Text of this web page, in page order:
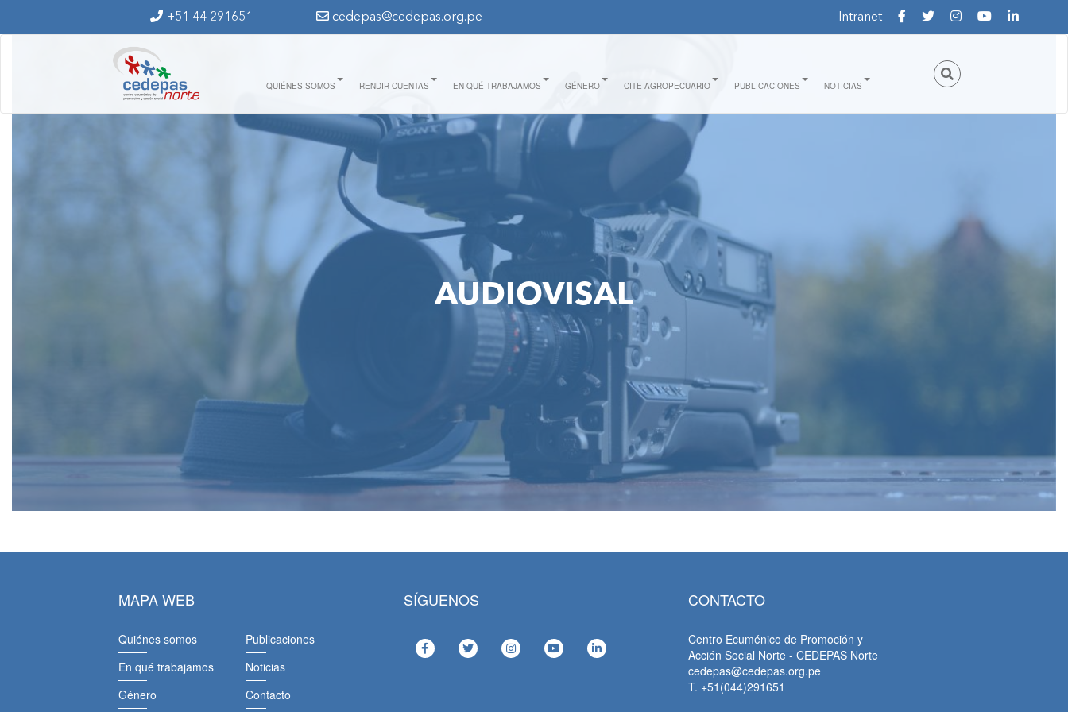
+51 44 291651 cedepas@cedepas.org.pe Intranet
QUIÉNES SOMOS RENDIR CUENTAS EN QUÉ TRABAJAMOS GÉNERO CITE AGROPECUARIO PUBLICACIONES NOTICIAS
AUDIOVISAL
MAPA WEB
Quiénes somos
En qué trabajamos
Género
Publicaciones
Noticias
Contacto
SÍGUENOS CONTACTO
Centro Ecuménico de Promoción y
Acción Social Norte - CEDEPAS Norte
cedepas@cedepas.org.pe
T. +51(044)291651